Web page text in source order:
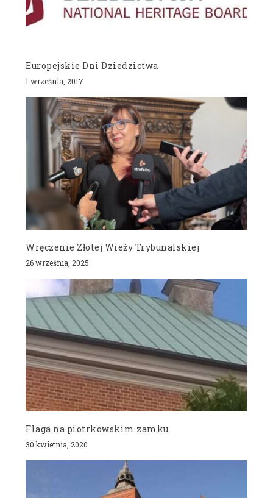
Europejskie Dni Dziedzictwa
1 września, 2017
Wręczenie Złotej Wieży Trybunalskiej
26 września, 2025
Flaga na piotrkowskim zamku
30 kwietnia, 2020